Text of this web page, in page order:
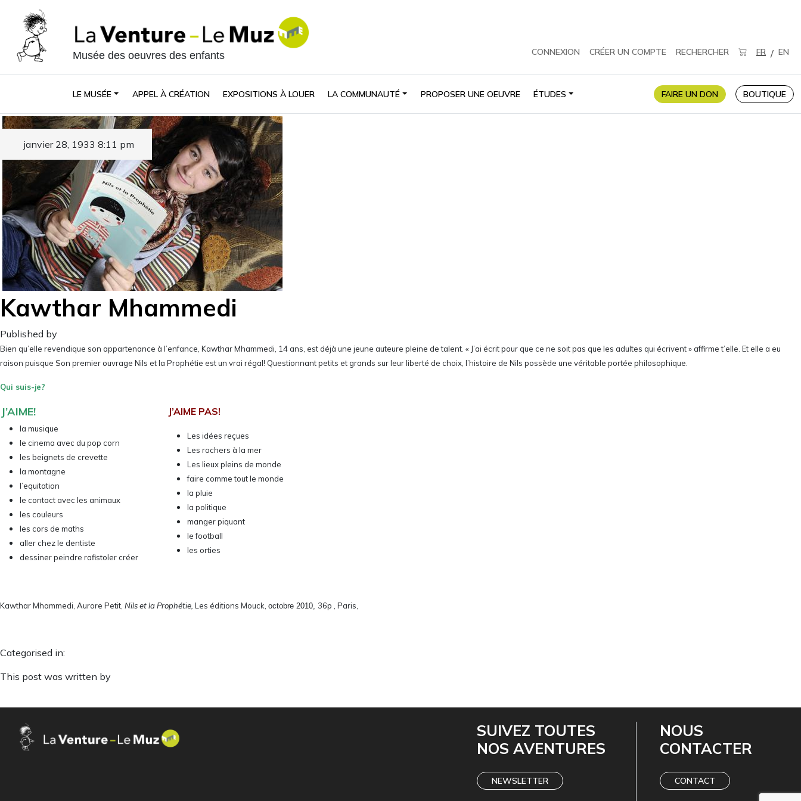
Musée des oeuvres des enfants CONNEXION CRÉER UN COMPTE RECHERCHER FR / EN
LE MUSÉE APPEL À CRÉATION EXPOSITIONS À LOUER LA COMMUNAUTÉ PROPOSER UNE OEUVRE ÉTUDES FAIRE UN DON BOUTIQUE
Kawthar Mhammedi
janvier 28, 1933 8:11 pm
Published by
Bien qu’elle revendique son appartenance à l’enfance, Kawthar Mhammedi, 14 ans, est déjà une jeune auteure pleine de talent. « J’ai écrit pour que ce ne soit pas que les adultes qui écrivent » affirme t’elle. Et elle a eu
raison puisque Son premier ouvrage Nils et la Prophétie est un vrai régal! Questionnant petits et grands sur leur liberté de choix, l’histoire de Nils possède une véritable portée philosophique.
Qui suis-je?
J’AIME! J’AIME PAS!
la musique
le cinema avec du pop corn
les beignets de crevette
la montagne
l’equitation
le contact avec les animaux
les couleurs
les cors de maths
aller chez le dentiste
dessiner peindre rafistoler créer
Les idées reçues
Les rochers à la mer
Les lieux pleins de monde
faire comme tout le monde
la pluie
la politique
manger piquant
le football
les orties
Kawthar Mhammedi, Aurore Petit, Nils et la Prophétie, Les éditions Mouck, octobre 2010, 36p , Paris,
Categorised in:
This post was written by
SUIVEZ TOUTES
NOS AVENTURES
NEWSLETTER
NOUS
CONTACTER
CONTACT